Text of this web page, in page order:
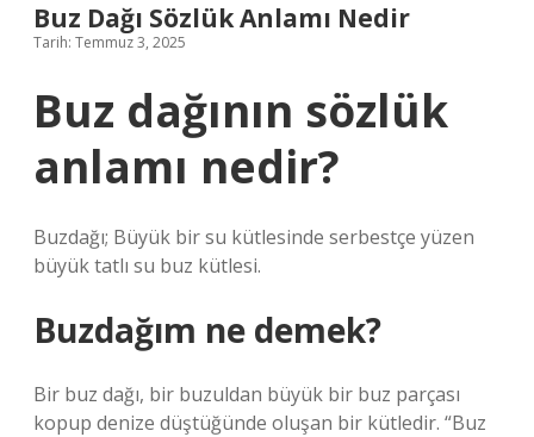
Buz Dağı Sözlük Anlamı Nedir
Tarih: Temmuz 3, 2025
Buz dağının sözlük
anlamı nedir?
Buzdağı; Büyük bir su kütlesinde serbestçe yüzen
büyük tatlı su buz kütlesi.
Buzdağım ne demek?
Bir buz dağı, bir buzuldan büyük bir buz parçası
kopup denize düştüğünde oluşan bir kütledir. “Buz